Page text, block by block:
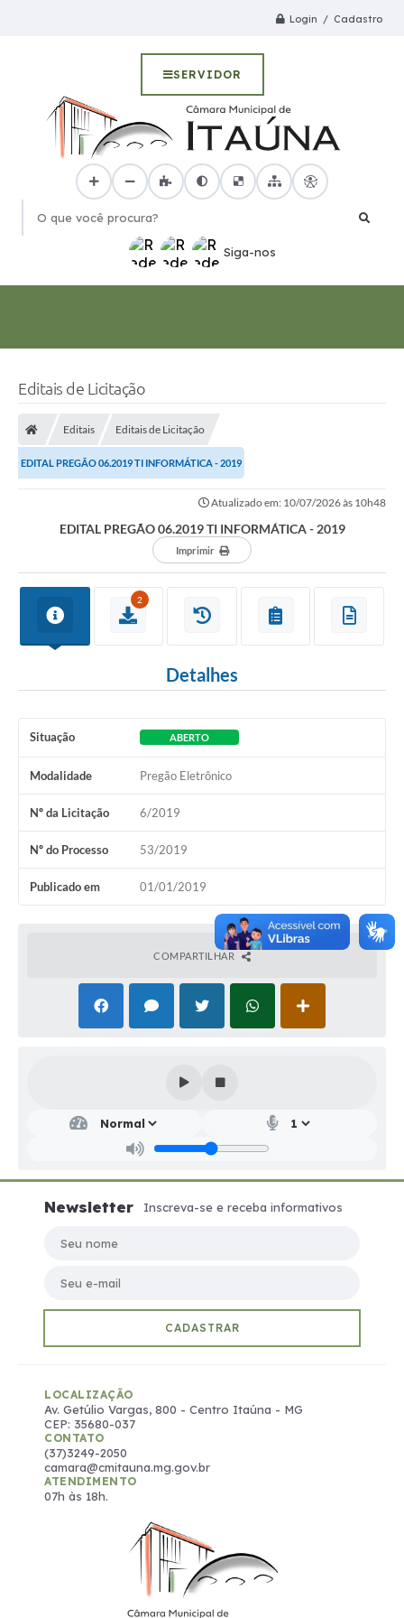
Login / Cadastro
O que você procura?
Siga-nos
SERVIDOR
Editais de Licitação
Editais Editais de Licitação
EDITAL PREGÃO 06.2019 TI INFORMÁTICA - 2019
Atualizado em: 10/07/2026 às 10h48
EDITAL PREGÃO 06.2019 TI INFORMÁTICA - 2019
Imprimir
2
Detalhes
Situação ABERTO
Modalidade Pregão Eletrônico
Nº da Licitação 6/2019
Nº do Processo 53/2019
Publicado em 01/01/2019
COMPARTILHAR
Newsletter
Inscreva-se e receba informativos
CADASTRAR
LOCALIZAÇÃO
Av. Getúlio Vargas, 800 - Centro Itaúna - MG
CEP: 35680-037
CONTATO
(37)3249-2050
camara@cmitauna.mg.gov.br
ATENDIMENTO
07h às 18h.